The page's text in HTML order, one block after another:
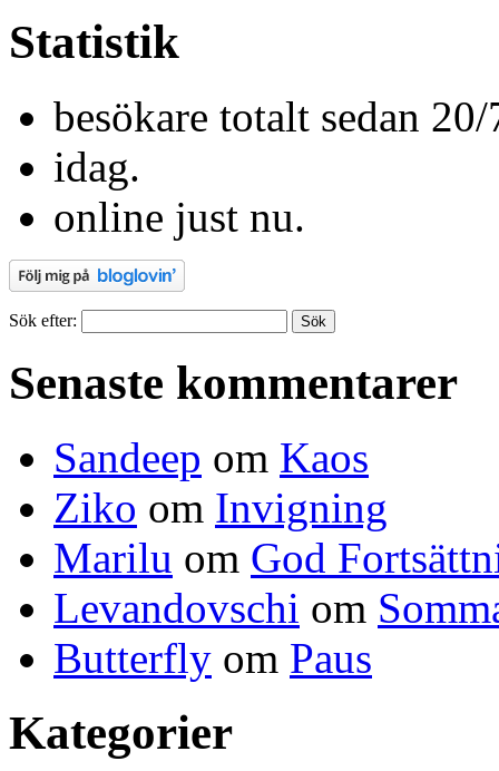
Statistik
besökare totalt sedan
idag.
online just nu.
Sök efter:
Senaste kommentarer
Sandeep om Kaos
Ziko om Invigning
Marilu om God
Levandovschi om
Butterfly om Paus
Kategorier